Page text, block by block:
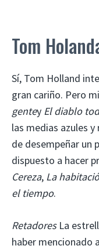
Tom
Sí, Tom Holland
gran cariño. Pero
gentey El diablo
las medias azules
de desempeñar un
dispuesto a hacer
Cereza, La
el tiempo.
RetadoresLa
haber mencionado